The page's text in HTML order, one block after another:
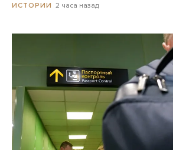
ИСТОРИИ 2 часа назад